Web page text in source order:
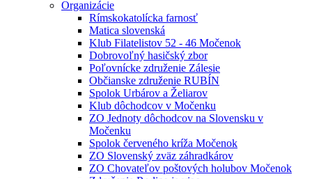
Organizácie
Rímskokatolícka farnosť
Matica slovenská
Klub Filatelistov 52 - 46 Močenok
Dobrovoľný hasičský zbor
Poľovnícke združenie Zálesie
Občianske združenie RUBÍN
Spolok Urbárov a Želiarov
Klub dôchodcov v Močenku
ZO Jednoty dôchodcov na Slovensku v
Močenku
Spolok červeného kríža Močenok
ZO Slovenský zväz záhradkárov
ZO Chovateľov poštových holubov Močenok